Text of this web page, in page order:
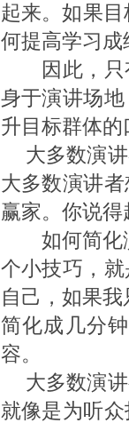
起来。如果
何提高学习
因此，只有
身于演讲场
升目标群体
大多数演
大多数演讲
赢家。你说
如何简化演
个小技巧，
自己，如果
简化成几分
容。
大多数演
就像是为听